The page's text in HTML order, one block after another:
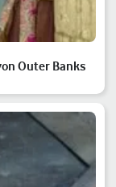
Outer Banks